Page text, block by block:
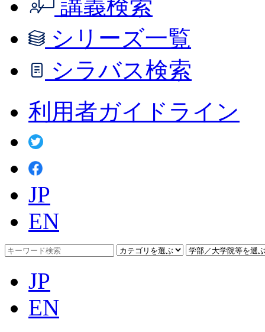
講義検索
シリーズ一覧
シラバス検索
利用者ガイドライン
JP
EN
JP
EN